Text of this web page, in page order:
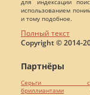
использованием
и тому подобное.
Полный текст
Copyright © 2014-
Партнёры
Серьги с
бриллиантами